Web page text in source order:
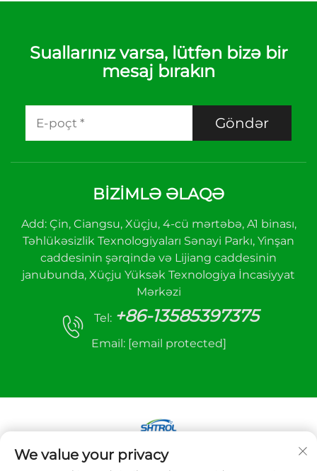
Suallarınız varsa, lütfən bizə bir
mesaj bırakın
Göndər
BİZİMLƏ ƏLAQƏ
Add: Çin, Ciangsu, Xüçju, 4-cü mərtəbə, A1 binası,
Təhlükəsizlik Texnologiyaları Sənayi Parkı, Yinşan
caddesinin şərqində və Lijiang caddesinin
janubunda, Xüçju Yüksək Texnologiya İncasiyyat
Mərkəzi
Tel: +86-13585397375
Email: [email protected]
Hüquqlar qorunur © 2025 Xüçju sanhe avtomatik
We value your privacy